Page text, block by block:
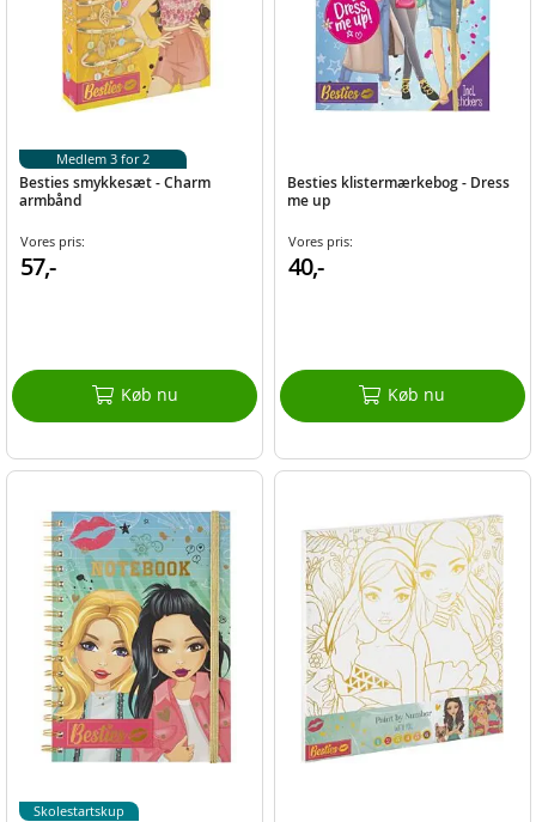
Besties smykkesæt - Charm
armbånd
Vores pris:
57,-
Køb nu
Medlem 3 for 2
Besties klistermærkebog - Dress
me up
Vores pris:
40,-
Køb nu
Skolestartskup